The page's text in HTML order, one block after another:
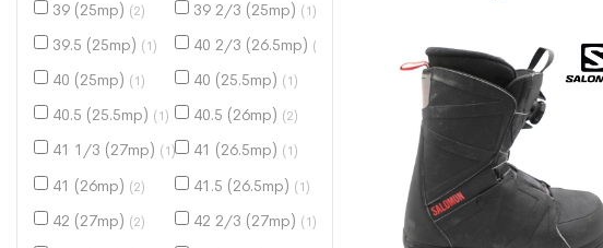
39 (25mp) (2) 39 2/3 (25mp) (1)
39.5 (25mp) (1) 40 2/3 (26.5mp) (1)
40 (25mp) (1) 40 (25.5mp) (1)
40.5 (25.5mp) (1) 40.5 (26mp) (2)
41 1/3 (27mp) (1) 41 (26.5mp) (1)
41 (26mp) (2) 41.5 (26.5mp) (1)
42 (27mp) (2) 42 2/3 (27mp) (1)